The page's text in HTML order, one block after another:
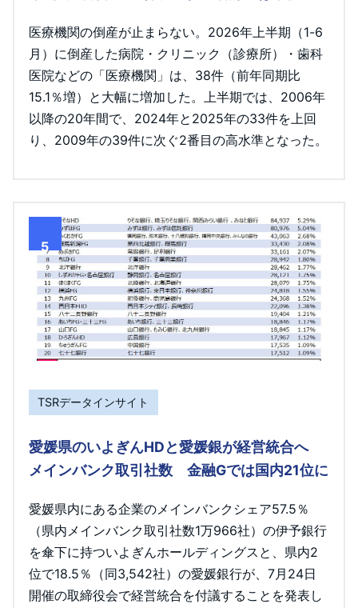
医療機関の倒産が止まらない。2026年上半期（1-6
月）に倒産した病院・クリニック（診療所）・歯科
医院などの「医療機関」は、38件（前年同期比
15.1％増）と大幅に増加した。上半期では、2006年
以降の20年間で、2024年と2025年の33件を上回
り、2009年の39件に次ぐ2番目の高水準となった。
5
TSRデータインサイト
愛媛県のいよぎんHDと愛媛銀が経営統合へ
メインバンク取引社数 金融Gでは国内21位に
愛媛県内にある企業のメインバンクシェア57.5％
（県内メインバンク取引社数1万966社）の伊予銀行
を傘下に持ついよぎんホールディングスと、県内2
位で18.5％（同3,542社）の愛媛銀行が、7月24日
開催の取締役会で経営統合を付議することを発表し